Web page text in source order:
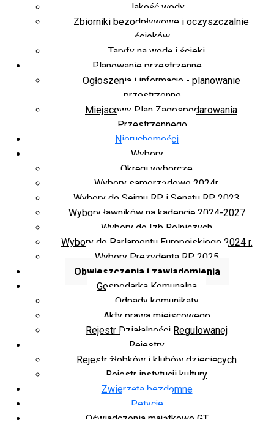
Jakość wody
Zbiorniki bezodpływowe i oczyszczalnie
ścieków
Taryfy na wodę i ścieki
Planowanie przestrzenne
Ogłoszenia i informacje - planowanie
przestrzenne
Miejscowy Plan Zagospodarowania
Przestrzennego
Nieruchomości
Wybory
Okręgi wyborcze
Wybory samorządowe 2024r.
Wybory do Sejmu RP i Senatu RP 2023
Wybory ławników na kadencję 2024-2027
Wybory do Izb Rolniczych
Wybory do Parlamentu Europejskiego 2024 r.
Wybory Prezydenta RP 2025
Obwieszczenia i zawiadomienia
Gospodarka Komunalna
Odpady komunikaty
Akty prawa miejscowego
Rejestr Działalności Regulowanej
Rejestry
Rejestr żłobków i klubów dziecięcych
Rejestr instytucji kultury
Zwierzęta bezdomne
Petycje
Oświadczenia majątkowe GT